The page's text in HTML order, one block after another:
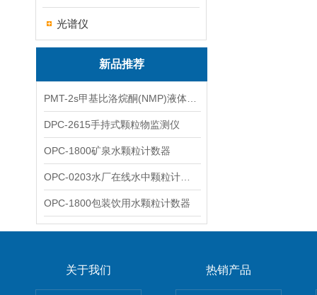
光谱仪
新品推荐
DPC-2615手持式颗粒物监测仪
OPC-1800矿泉水颗粒计数器
OPC-1800包装饮用水颗粒计数器
关于我们 热销产品